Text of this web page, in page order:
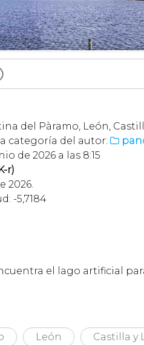
del Pàramo, León,
categoría del autor: 
de 2026 a las 8:15
r)
2026.
-5,7184
el lago artificial
León Castilla y